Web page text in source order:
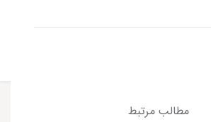
مطالب مرتبط